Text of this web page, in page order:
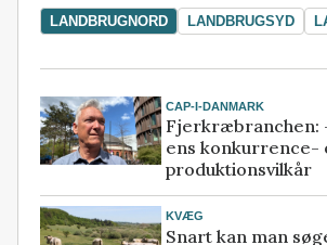
LANDBRUGNORD LANDBRUGSYD
CAP-I-DANMARK
Fjerkræbranchen:
ens konkurrence-
produktionsvilkår
KVÆG
Snart kan man